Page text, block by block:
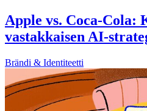
Apple vs. Coca-Cola:
vastakkaisen AI-
Brändi & Identiteetti